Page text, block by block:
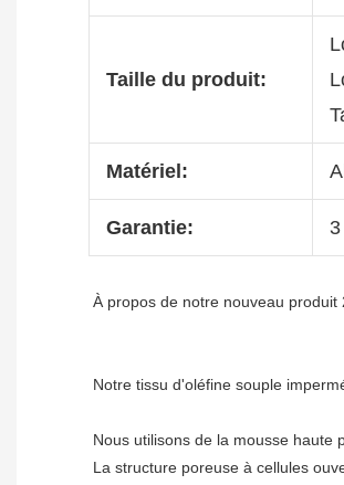
Taille du produit:
Matériel:
Garantie:
Notre tissu d'oléfine souple
Nous utilisons de la mousse haute
La structure poreuse à cellules